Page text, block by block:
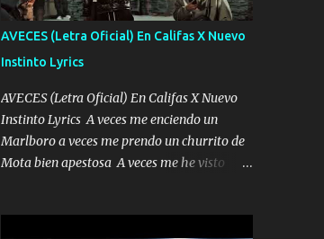
AVECES (Letra Oficial) En Califas X Nuevo
Instinto Lyrics
AVECES (Letra Oficial) En Califas X Nuevo
Instinto Lyrics A veces me enciendo un
Marlboro a veces me prendo un churrito de
Mota bien apestosa A veces me he visto